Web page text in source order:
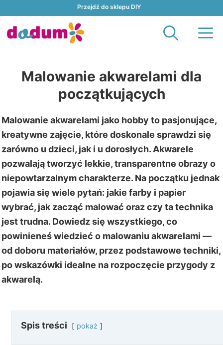
treści
Przejdź do sklepu DIY
Malowanie akwarelami dla
początkujących
Malowanie akwarelami jako hobby to pasjonujące,
kreatywne zajęcie, które doskonale sprawdzi się
zarówno u dzieci, jak i u dorosłych. Akwarele
pozwalają tworzyć lekkie, transparentne obrazy o
niepowtarzalnym charakterze. Na początku jednak
pojawia się wiele pytań: jakie farby i papier
wybrać, jak zacząć malować oraz czy ta technika
jest trudna. Dowiedz się wszystkiego, co
powinieneś wiedzieć o malowaniu akwarelami —
od doboru materiałów, przez podstawowe techniki,
po wskazówki idealne na rozpoczęcie przygody z
akwarelą.
Spis treści pokaż